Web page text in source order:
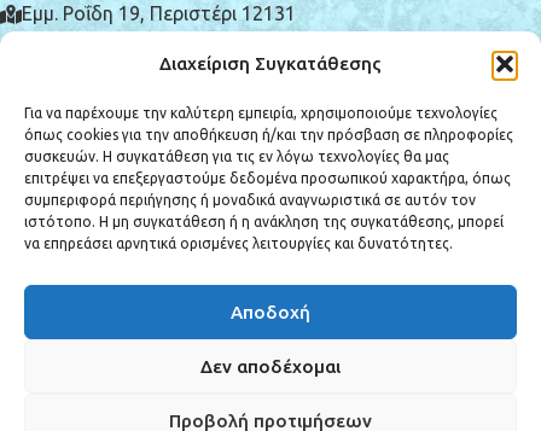
Διαχείριση Συγκατάθεσης
Για να παρέχουμε την καλύτερη εμπειρία, χρησιμοποιούμε τεχνολογίες
όπως cookies για την αποθήκευση ή/και την πρόσβαση σε πληροφορίες
συσκευών. Η συγκατάθεση για τις εν λόγω τεχνολογίες θα μας
επιτρέψει να επεξεργαστούμε δεδομένα προσωπικού χαρακτήρα, όπως
συμπεριφορά περιήγησης ή μοναδικά αναγνωριστικά σε αυτόν τον
ιστότοπο. Η μη συγκατάθεση ή η ανάκληση της συγκατάθεσης, μπορεί
να επηρεάσει αρνητικά ορισμένες λειτουργίες και δυνατότητες.
Αποδοχή
Δεν αποδέχομαι
Προβολή προτιμήσεων
Εμμ. Ροΐδη 19, Περιστέρι 12131
(+30) 210 575 0185
ΚΑΤΗΓΟΡΙΕΣ ΠΡΟΪΟΝΤΩΝ
ΕΞΥΠΗΡΕΤΗΣΗ ΠΕΛΑΤΩΝ
Copyright © 2025 e-syntrivania.gr - All rights reserved. Created by
Vrisko.gr